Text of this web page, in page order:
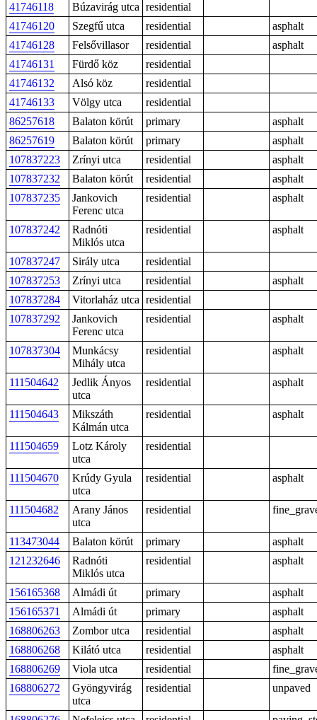
41746118
Búzavirág utca residential
41746120
Szegfű utca residential
asphalt
41746128
Felsővillasor residential
asphalt
41746131
Fürdő köz
residential
41746132
Alsó köz
residential
41746133
Völgy utca
residential
86257618
Balaton körút primary
asphalt
86257619
Balaton körút primary
asphalt
107837223
Zrínyi utca residential
asphalt
107837232
Balaton körút residential
asphalt
107837235
Jankovich
Ferenc utca
residential asphalt
107837242
Radnóti
Miklós utca
residential asphalt
107837247 Sirály utca
residential
107837253
Zrínyi utca residential
asphalt
107837284
Vitorlaház utca residential
107837292
Jankovich
Ferenc utca
residential asphalt
107837304
Munkácsy
Mihály utca
residential asphalt
111504642
Jedlik Ányos
utca
residential asphalt
111504643
Mikszáth
Kálmán utca
residential asphalt
111504659
Lotz Károly
utca
residential
111504670
Krúdy Gyula
utca
residential asphalt
111504682
Arany János
utca
residential
113473044 Balaton körút primary
asphalt
121232646
Radnóti
Miklós utca
residential asphalt
156165368 Almádi út primary
asphalt
156165371
Almádi út primary
asphalt
168806263
Zombor utca residential
asphalt
168806268
Kilátó utca residential
asphalt
168806269
Viola utca residential
168806272
Gyöngyvirág
utca
residential unpaved